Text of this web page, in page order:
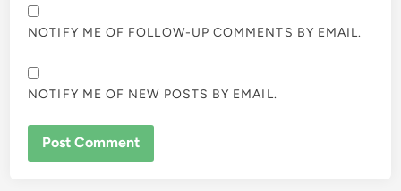
NOTIFY ME OF FOLLOW-UP COMMENTS BY EMAIL.
NOTIFY ME OF NEW POSTS BY EMAIL.